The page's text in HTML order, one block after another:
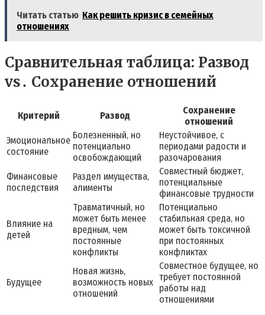
Читать статью Как решить кризис в семейных
отношениях
Сравнительная таблица: Развод
vs․ Сохранение отношений
Критерий Развод
Сохранение
отношений
Эмоциональное
состояние
Болезненный‚ но
потенциально
освобождающий
Неустойчивое‚ с
периодами радости и
разочарования
Финансовые
последствия
Раздел имущества‚
алименты
Совместный бюджет‚
потенциальные
финансовые трудности
Влияние на
детей
Травматичный‚ но
может быть менее
вредным‚ чем
постоянные
конфликты
Потенциально
стабильная среда‚ но
может быть токсичной
при постоянных
конфликтах
Будущее
Новая жизнь‚
возможность новых
отношений
Совместное будущее‚ но
требует постоянной
работы над
отношениями